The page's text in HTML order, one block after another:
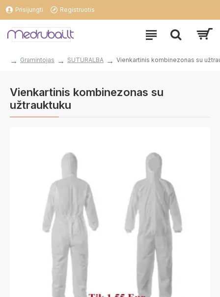
Prisijungti Registruotis
Gramintojas SUTURALBA Vienkartinis kombinezonas su
Vienkartinis kombinezonas su
užtrauktuku